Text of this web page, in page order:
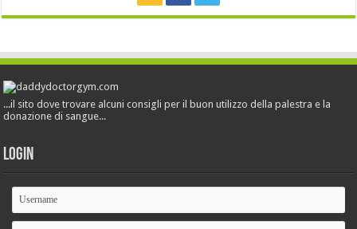
...il sito dove trovare alcuni consigli per il buon utilizzo della palestra e la
donazione di sangue...
Login